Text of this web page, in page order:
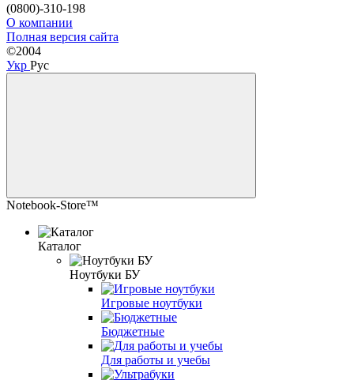
(0800)-310-198
О компании
Полная версия сайта
©2004
Укр Рус
Notebook-Store™
Каталог
Ноутбуки БУ
Игровые ноутбуки
Бюджетные
Для работы и учебы